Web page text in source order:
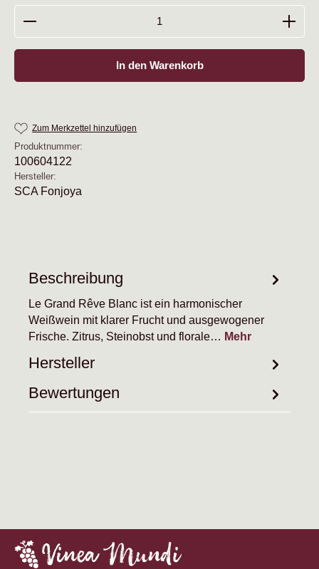
Produkt Anzahl: Gib den gewünschten Wert ein
In den Warenkorb
Zum Merkzettel hinzufügen
Produktnummer:
100604122
Hersteller:
SCA Fonjoya
Beschreibung
Le Grand Rêve Blanc ist ein harmonischer
Weißwein mit klarer Frucht und ausgewogener
Frische. Zitrus, Steinobst und florale… Mehr
Hersteller
Bewertungen